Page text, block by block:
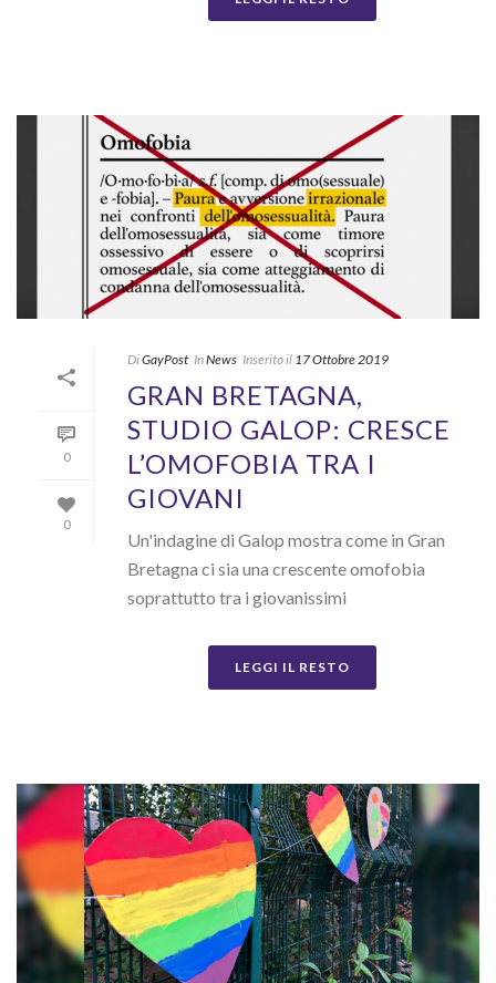
0
0
DiGayPost InNews Inserito il 17 Ottobre 2019
GRAN BRETAGNA,
STUDIO GALOP: CRESCE
L’OMOFOBIA TRA I
GIOVANI
Un'indagine di Galop mostra come in Gran
Bretagna ci sia una crescente omofobia
soprattutto tra i giovanissimi
LEGGI IL RESTO